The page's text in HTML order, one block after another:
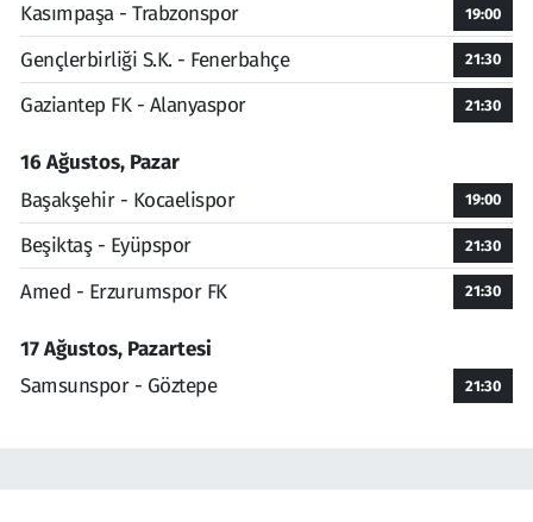
Kasımpaşa - Trabzonspor 19:00
Gençlerbirliği S.K. - Fenerbahçe 21:30
Gaziantep FK - Alanyaspor 21:30
16 Ağustos, Pazar
Başakşehir - Kocaelispor
19:00
Beşiktaş - Eyüpspor 21:30
Amed - Erzurumspor FK 21:30
17 Ağustos, Pazartesi
Samsunspor - Göztepe
21:30